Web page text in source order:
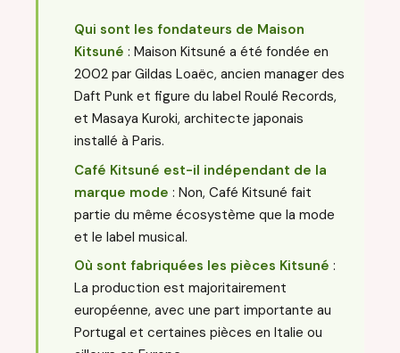
Qui sont les fondateurs de Maison
Kitsuné : Maison Kitsuné a été fondée en
2002 par Gildas Loaëc, ancien manager des
Daft Punk et figure du label Roulé Records,
et Masaya Kuroki, architecte japonais
installé à Paris.
Café Kitsuné est-il indépendant de la
marque mode : Non, Café Kitsuné fait
partie du même écosystème que la mode
et le label musical.
Où sont fabriquées les pièces Kitsuné :
La production est majoritairement
européenne, avec une part importante au
Portugal et certaines pièces en Italie ou